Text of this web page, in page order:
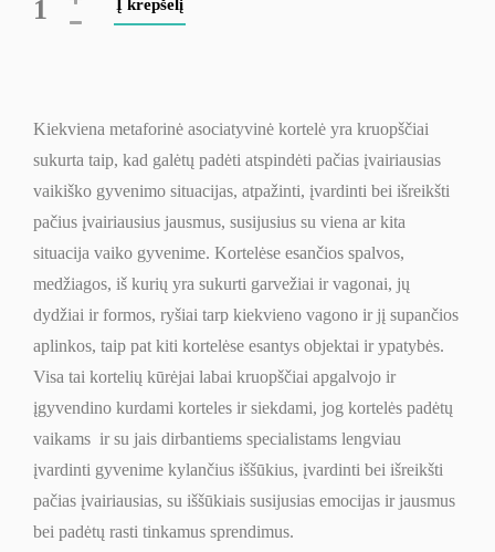
kortelės
„Traukinių
pasaulis“
Į krepšelį
Kiekviena metaforinė asociatyvinė kortelė yra kruopščiai
sukurta taip, kad galėtų padėti atspindėti pačias įvairiausias
vaikiško gyvenimo situacijas, atpažinti, įvardinti bei išreikšti
pačius įvairiausius jausmus, susijusius su viena ar kita
situacija vaiko gyvenime. Kortelėse esančios spalvos,
medžiagos, iš kurių yra sukurti garvežiai ir vagonai, jų
dydžiai ir formos, ryšiai tarp kiekvieno vagono ir jį supančios
aplinkos, taip pat kiti kortelėse esantys objektai ir ypatybės.
Visa tai kortelių kūrėjai labai kruopščiai apgalvojo ir
įgyvendino kurdami korteles ir siekdami, jog kortelės padėtų
vaikams ir su jais dirbantiems specialistams lengviau
įvardinti gyvenime kylančius iššūkius, įvardinti bei išreikšti
pačias įvairiausias, su iššūkiais susijusias emocijas ir jausmus
bei padėtų rasti tinkamus sprendimus.